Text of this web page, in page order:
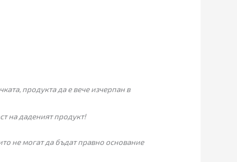
продукта да е вече изчерпан в
на даденият продукт!
не могат да бъдат правно основание